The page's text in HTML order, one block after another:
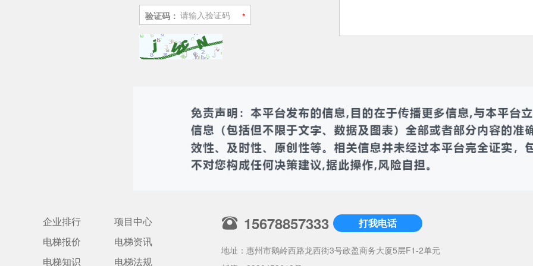
验证码：
企业排行
项目中心
电梯报价
电梯资讯
电梯知识
电梯法规
15678857333 打我电话
地址：惠州市鹅岭西路龙西街3号政盈商务大厦5层F1-2单元